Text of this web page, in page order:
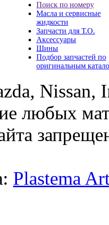
Поиск по номеру
Масла и сервисные
жидкости
Запчасти для Т.О.
Аксессуары
Шины
Подбор запчастей по
оригинальным
любых
Plastema